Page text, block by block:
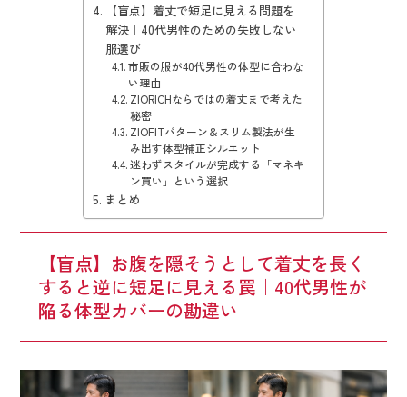
【盲点】着丈で短足に見える問題を
解決｜40代男性のための失敗しない
服選び
市販の服が40代男性の体型に合わな
い理由
ZIORICHならではの着丈まで考えた
秘密
ZIOFITパターン＆スリム製法が生
み出す体型補正シルエット
迷わずスタイルが完成する「マネキ
ン買い」という選択
まとめ
【盲点】お腹を隠そうとして着丈を長く
すると逆に短足に見える罠｜40代男性が
陥る体型カバーの勘違い